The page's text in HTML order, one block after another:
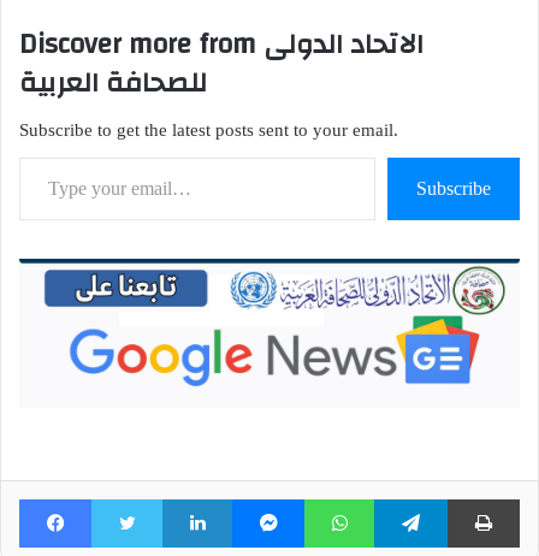
Discover more from الاتحاد الدولى
للصحافة العربية
Subscribe to get the latest posts sent to your email.
Type your email…
Subscribe
Facebook Twitter LinkedIn MessengerWhatsApp Telegram